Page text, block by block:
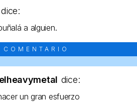
dice:
a alguien.
COMENTARIO
dice:
un gran esfuerzo